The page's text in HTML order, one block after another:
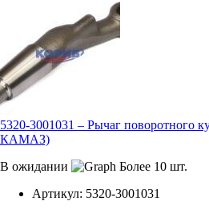
5320-3001031 – Рычаг поворотного
КАМАЗ)
В ожидании
Более 10 шт.
Артикул: 5320-3001031